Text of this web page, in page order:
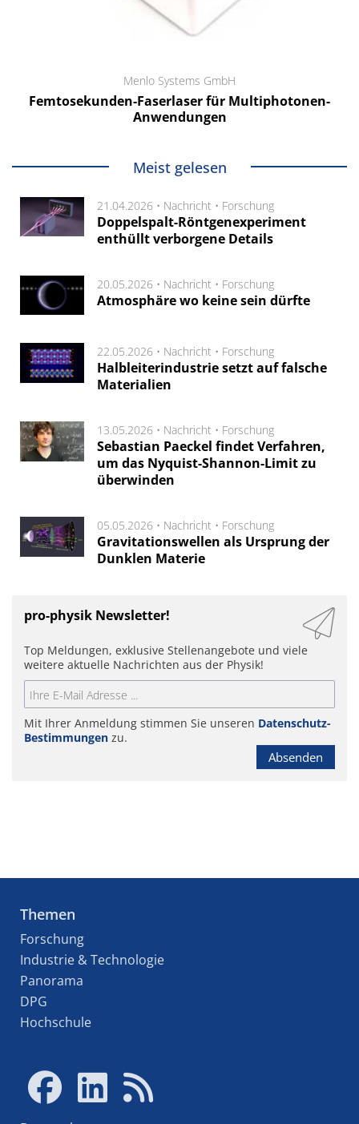
Menlo Systems GmbH
Femtosekunden-Faserlaser für Multiphotonen-
Anwendungen
Meist gelesen
21.04.2026 • Nachricht • Forschung
Doppelspalt-Röntgenexperiment
enthüllt verborgene Details
20.05.2026 • Nachricht • Forschung
Atmosphäre wo keine sein dürfte
22.05.2026 • Nachricht • Forschung
Halbleiterindustrie setzt auf falsche
Materialien
13.05.2026 • Nachricht • Forschung
Sebastian Paeckel findet Verfahren,
um das Nyquist-Shannon-Limit zu
überwinden
05.05.2026 • Nachricht • Forschung
Gravitationswellen als Ursprung der
Dunklen Materie
pro-physik Newsletter!
Top Meldungen, exklusive Stellenangebote und viele
weitere aktuelle Nachrichten aus der Physik!
Mit Ihrer Anmeldung stimmen Sie unseren Datenschutz-
Bestimmungen zu.
Absenden
Themen
Forschung
Industrie & Technologie
Panorama
DPG
Hochschule